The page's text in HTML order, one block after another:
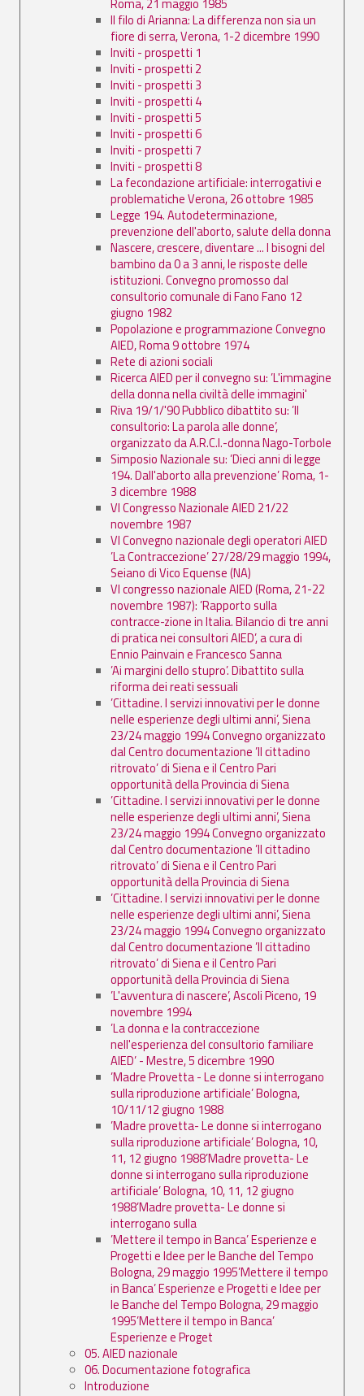
Il filo di Arianna: La differenza non sia un
fiore di serra, Verona, 1-2 dicembre 1990
Inviti - prospetti 1
Inviti - prospetti 2
Inviti - prospetti 3
Inviti - prospetti 4
Inviti - prospetti 5
Inviti - prospetti 6
Inviti - prospetti 7
Inviti - prospetti 8
La fecondazione artificiale: interrogativi e
problematiche Verona, 26 ottobre 1985
Legge 194. Autodeterminazione,
prevenzione dell'aborto, salute della donna
Nascere, crescere, diventare ... I bisogni del
bambino da 0 a 3 anni, le risposte delle
istituzioni. Convegno promosso dal
consultorio comunale di Fano Fano 12
giugno 1982
Popolazione e programmazione Convegno
AIED, Roma 9 ottobre 1974
Rete di azioni sociali
Ricerca AIED per il convegno su: ’L'immagine
della donna nella civiltà delle immagini'
Riva 19/1/'90 Pubblico dibattito su: ’Il
consultorio: La parola alle donne’,
organizzato da A.R.C.I.-donna Nago-Torbole
Simposio Nazionale su: ’Dieci anni di legge
194. Dall'aborto alla prevenzione’ Roma, 1-
3 dicembre 1988
VI Congresso Nazionale AIED 21/22
novembre 1987
VI Convegno nazionale degli operatori AIED
’La Contraccezione’ 27/28/29 maggio 1994,
Seiano di Vico Equense (NA)
VI congresso nazionale AIED (Roma, 21-22
novembre 1987): ’Rapporto sulla
contracce-zione in Italia. Bilancio di tre anni
di pratica nei consultori AIED’, a cura di
Ennio Painvain e Francesco Sanna
’Ai margini dello stupro’. Dibattito sulla
riforma dei reati sessuali
’Cittadine. I servizi innovativi per le donne
nelle esperienze degli ultimi anni’, Siena
23/24 maggio 1994 Convegno organizzato
dal Centro documentazione ’Il cittadino
ritrovato’ di Siena e il Centro Pari
opportunità della Provincia di Siena
’Cittadine. I servizi innovativi per le donne
nelle esperienze degli ultimi anni’, Siena
23/24 maggio 1994 Convegno organizzato
dal Centro documentazione ’Il cittadino
ritrovato’ di Siena e il Centro Pari
opportunità della Provincia di Siena
’Cittadine. I servizi innovativi per le donne
nelle esperienze degli ultimi anni’, Siena
23/24 maggio 1994 Convegno organizzato
dal Centro documentazione ’Il cittadino
ritrovato’ di Siena e il Centro Pari
opportunità della Provincia di Siena
’L'avventura di nascere’, Ascoli Piceno, 19
novembre 1994
’La donna e la contraccezione
nell'esperienza del consultorio familiare
AIED’ - Mestre, 5 dicembre 1990
’Madre Provetta - Le donne si interrogano
sulla riproduzione artificiale’ Bologna,
10/11/12 giugno 1988
’Madre provetta- Le donne si interrogano
sulla riproduzione artificiale’ Bologna, 10,
11, 12 giugno 1988’Madre provetta- Le
donne si interrogano sulla riproduzione
artificiale’ Bologna, 10, 11, 12 giugno
1988’Madre provetta- Le donne si
interrogano sulla
’Mettere il tempo in Banca’ Esperienze e
Progetti e Idee per le Banche del Tempo
Bologna, 29 maggio 1995’Mettere il tempo
in Banca’ Esperienze e Progetti e Idee per
le Banche del Tempo Bologna, 29 maggio
1995’Mettere il tempo in Banca’
Esperienze e Proget
05. AIED nazionale
06. Documentazione fotografica
Introduzione